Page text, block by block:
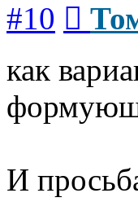
#10
как
И